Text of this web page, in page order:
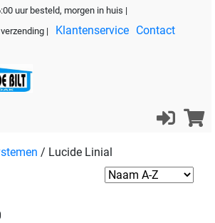
uur besteld, morgen in huis |
|
Klantenservice Contact
/ Lucide Linial